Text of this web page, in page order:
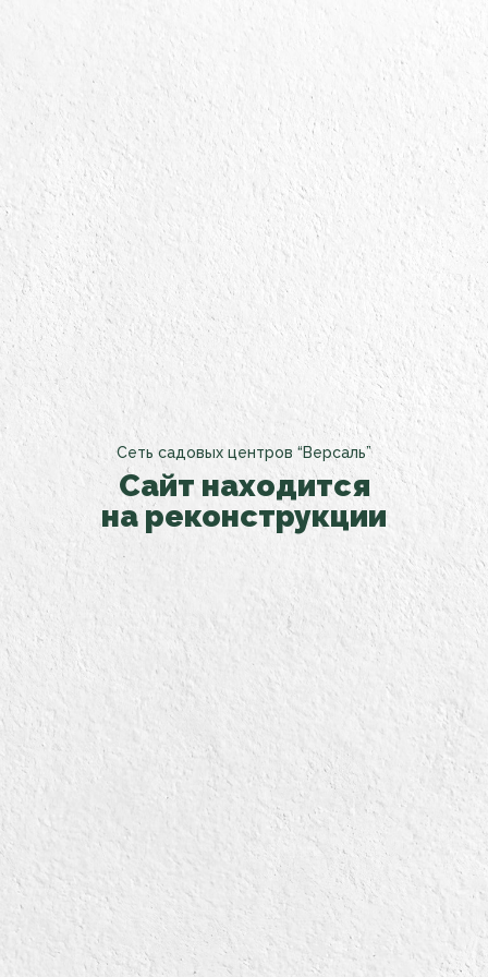
Сеть садовых центров “Версаль”
Сайт находится
на реконструкции